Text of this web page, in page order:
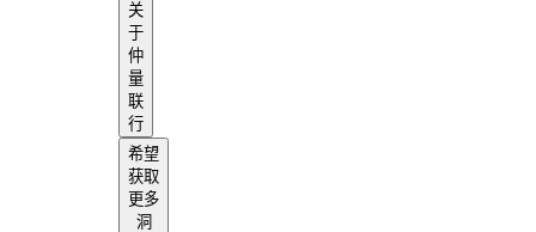
关
于
仲
量
联
行​
希望
获取
更多
洞